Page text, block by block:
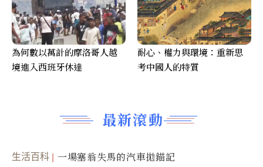
最新滾動
生活百科 一場塞翁失馬的汽車拋錨記
為何數以萬計的摩洛哥人越
境進入西班牙休達
耐心、權力與環境：重新思
考中國人的特質